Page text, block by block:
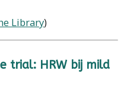
Library)
trial: HRW bij mild